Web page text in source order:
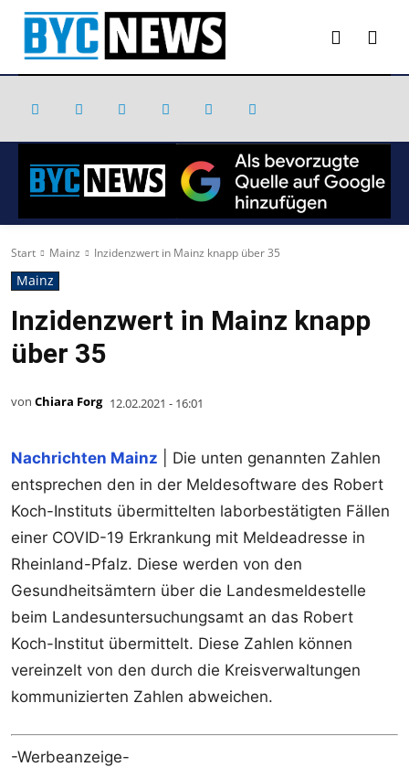
Start Mainz Inzidenzwert in Mainz knapp über 35
Mainz
Inzidenzwert in Mainz knapp
über 35
von Chiara Forg 12.02.2021 - 16:01
Nachrichten Mainz | Die unten genannten Zahlen
entsprechen den in der Meldesoftware des Robert
Koch-Instituts übermittelten laborbestätigten Fällen
einer COVID-19 Erkrankung mit Meldeadresse in
Rheinland-Pfalz. Diese werden von den
Gesundheitsämtern über die Landesmeldestelle
beim Landesuntersuchungsamt an das Robert
Koch-Institut übermittelt. Diese Zahlen können
vereinzelt von den durch die Kreisverwaltungen
kommunizierten Zahlen abweichen.
-Werbeanzeige-